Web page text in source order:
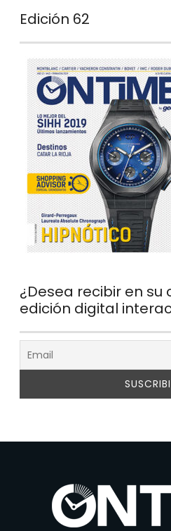
Edición 62
¿Desea recibir en su
edición digital